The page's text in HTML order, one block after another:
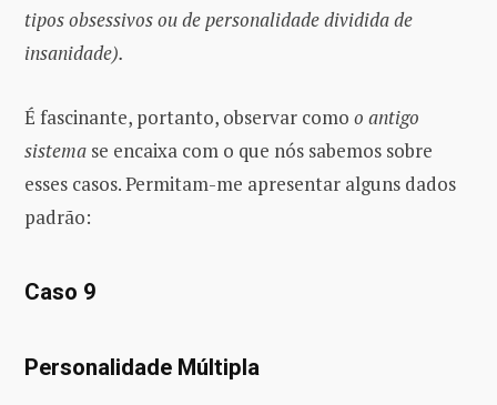
tipos obsessivos ou de personalidade dividida de
insanidade).
É fascinante, portanto, observar como o antigo
sistema se encaixa com o que nós sabemos sobre
esses casos. Permitam-me apresentar alguns dados
padrão:
Caso 9
Personalidade Múltipla